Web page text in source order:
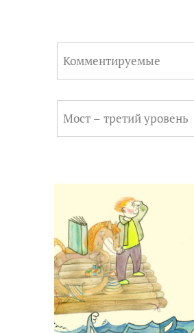
Комментируемые
Мост – третий уровень